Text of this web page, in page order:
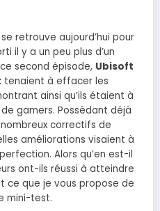
retrouve aujourd’hui pour
il y a un peu plus d’un
second épisode, Ubisoft
tenaient à effacer les
ainsi qu’ils étaient à
gamers. Possédant déjà
correctifs de
améliorations visaient à
Alors qu’en est-il
ont-ils réussi à atteindre
ce que je vous propose de
mini-test.